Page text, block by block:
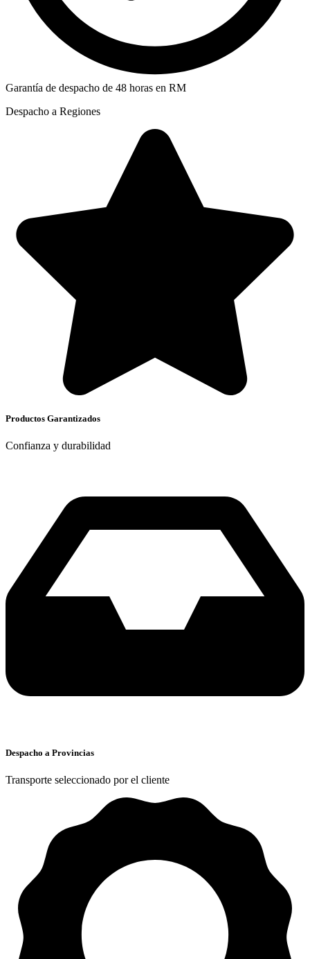
Garantía de despacho de 48 horas en RM
Despacho a Regiones
Productos Garantizados
Confianza y durabilidad
Despacho a Provincias
Transporte seleccionado por el cliente